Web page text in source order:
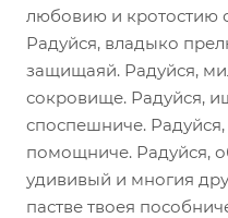
любовию и кротостию
Радуйся, владыко
защищаяй. Радуйся,
сокровище. Радуйся,
споспешниче.
помощниче. Радуйся,
удививый и многия
пастве твоея